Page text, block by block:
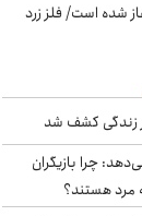
شده است/ فلز زرد
زندگی کشف شد
چرا بازیگران
مرد هستند؟